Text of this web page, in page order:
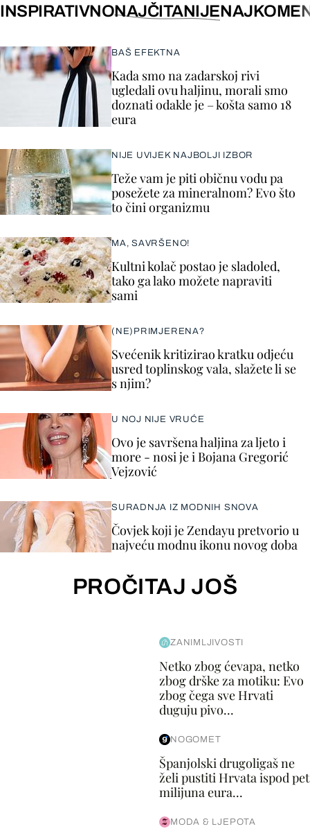
INSPIRATIVNONAJČITANIJE
BAŠ EFEKTNA
Kada smo na zadarskoj rivi
ugledali ovu haljinu, morali smo
doznati odakle je – košta samo 18
eura
NIJE UVIJEK NAJBOLJI IZBOR
Teže vam je piti običnu vodu pa
posežete za mineralnom? Evo što
to čini organizmu
MA, SAVRŠENO!
Kultni kolač postao je sladoled,
tako ga lako možete napraviti
sami
(NE)PRIMJERENA?
Svećenik kritizirao kratku odjeću
usred toplinskog vala, slažete li se
s njim?
U NOJ NIJE VRUĆE
Ovo je savršena haljina za ljeto i
more - nosi je i Bojana Gregorić
Vejzović
SURADNJA IZ MODNIH SNOVA
Čovjek koji je Zendayu pretvorio u
najveću modnu ikonu novog doba
PROČITAJ JOŠ
ZANIMLJIVOSTI
Netko zbog ćevapa, netko
zbog drške za motiku: Evo
zbog čega sve Hrvati
duguju pivo...
NOGOMET
Španjolski drugoligaš ne
želi pustiti Hrvata ispod pet
milijuna eura...
MODA & LJEPOTA